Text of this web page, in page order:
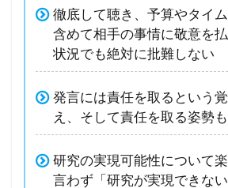
徹底して聴き、予算やタイ
含めて相手の事情に敬意を
状況でも絶対に批難しない
発言には責任を取るという
え、そして責任を取る姿勢
研究の実現可能性について
言わず「研究が実現できな